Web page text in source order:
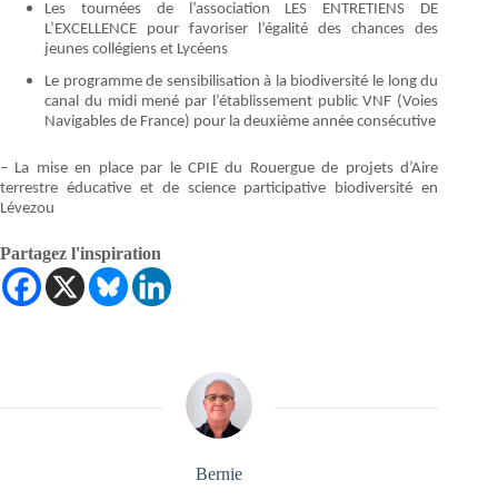
Les tournées de l’association LES ENTRETIENS DE
L’EXCELLENCE pour favoriser l’égalité des chances des
jeunes collégiens et Lycéens
Le programme de sensibilisation à la biodiversité le long du
canal du midi mené par l’établissement public VNF (Voies
Navigables de France) pour la deuxième année consécutive
– La mise en place par le CPIE du Rouergue de projets d’Aire
terrestre éducative et de science participative biodiversité en
Lévezou
Partagez l'inspiration
Bernie